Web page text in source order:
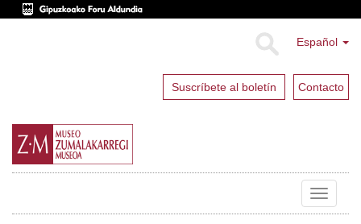
Español
Suscríbete al boletín Contacto
Toggle